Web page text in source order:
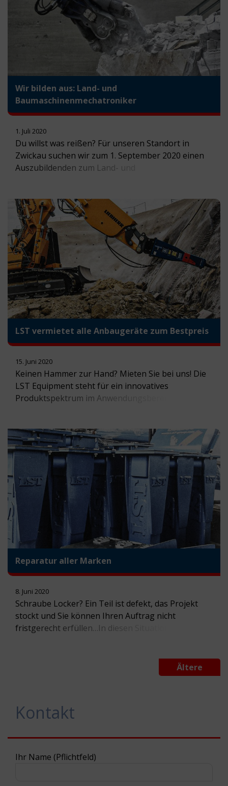
Wir bilden aus: Land- und
Baumaschinenmechatroniker
1. Juli 2020
Du willst was reißen? Für unseren Standort in
Zwickau suchen wir zum 1. September 2020 einen
Auszubildenden zum Land- und
zukunftsorientierten Branche?Dann freuen wir uns
über deine Bewerbung. Mehr Infos findest du hier:
Download: Stellenausschreibung Auszubildende/r
Land- und Baumaschinenmechaniker (m/w/d) Für
die bessere Lesbarkeit des Textes wird auf […]
LST vermietet alle Anbaugeräte zum Bestpreis
15. Juni 2020
Keinen Hammer zur Hand? Mieten Sie bei uns! Die
LST Equipment steht für ein innovatives
Produktspektrum im Anwendungsbereich rund um
Ihnen die Möglichkeit unsere Anbaugeräte
projektspezifisch anzumieten. Was spricht für die
Anmietung? Wir haben die wichtigsten Argumente
zusammengestellt:Vorteile einer LST Equipment
Anmietung: […]
Reparatur aller Marken
8. Juni 2020
Schraube Locker? Ein Teil ist defekt, das Projekt
stockt und Sie können Ihren Auftrag nicht
fristgerecht erfüllen…In diesen Situationen ist es
Wir von LST Equipment wissen, wie wichtig eine
Ältere
Kontakt
Ihr Name (Pflichtfeld)